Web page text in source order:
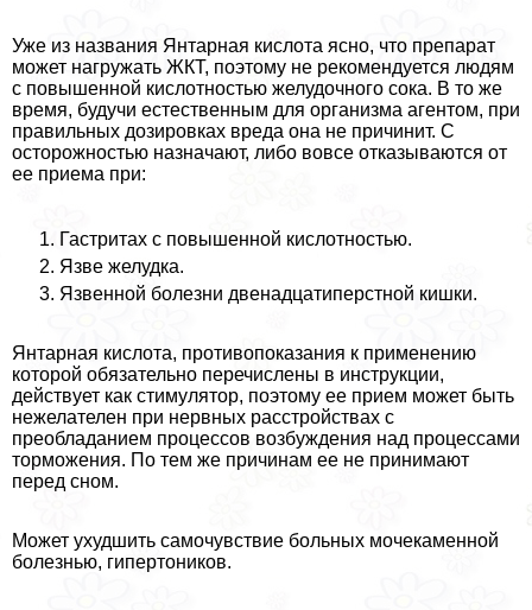
Уже из названия Янтарная кислота ясно, что препарат
может нагружать ЖКТ, поэтому не рекомендуется людям
с повышенной кислотностью желудочного сока. В то же
время, будучи естественным для организма агентом, при
правильных дозировках вреда она не причинит. С
осторожностью назначают, либо вовсе отказываются от
ее приема при:
Гастритах с повышенной кислотностью.
Язве желудка.
Язвенной болезни двенадцатиперстной кишки.
Янтарная кислота, противопоказания к применению
которой обязательно перечислены в инструкции,
действует как стимулятор, поэтому ее прием может быть
нежелателен при нервных расстройствах с
преобладанием процессов возбуждения над процессами
торможения. По тем же причинам ее не принимают
перед сном.
Может ухудшить самочувствие больных мочекаменной
болезнью, гипертоников.